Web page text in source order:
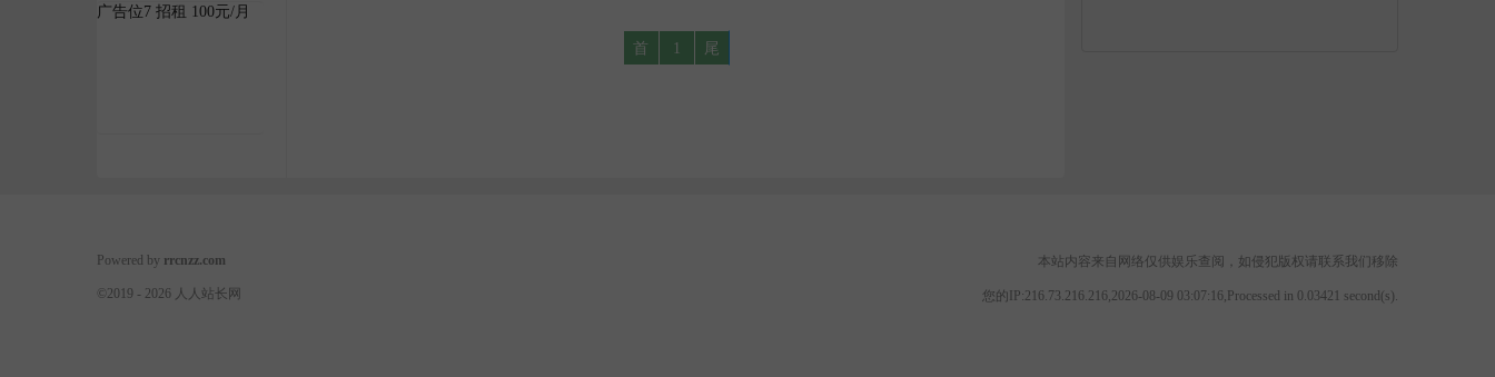
广告位7 招租 100元/月
首 1 尾
Powered by rrcnzz.com
©2019 - 2026 人人站长网
本站内容来自网络仅供娱乐查阅，如侵犯版权请联系我们移除
您的IP:216.73.216.216,2026-08-09 03:07:16,Processed in 0.03421 second(s).